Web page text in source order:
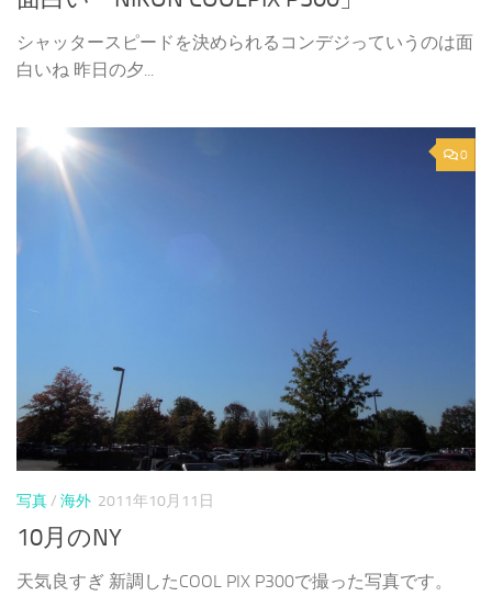
シャッタースピードを決められるコンデジっていうのは面
白いね 昨日の夕...
0
写真/ 海外 2011年10月11日
10月のNY
天気良すぎ 新調したCOOL PIX P300で撮った写真です。